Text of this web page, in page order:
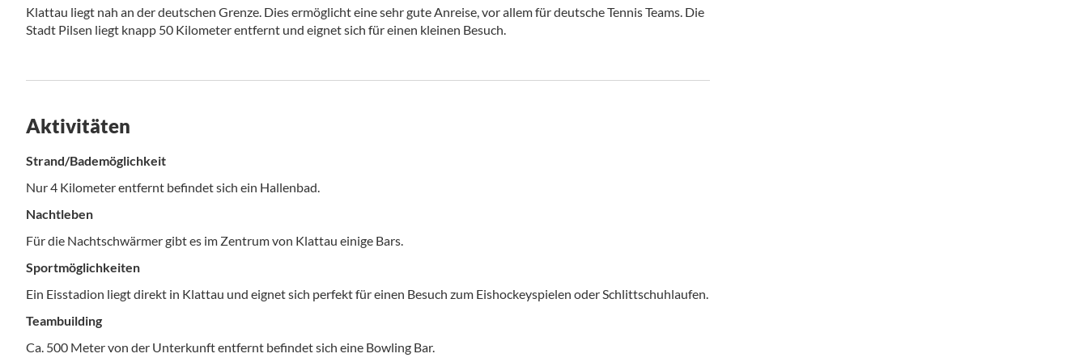
Klattau liegt nah an der deutschen Grenze. Dies ermöglicht eine sehr gute Anreise, vor allem für deutsche Tennis Teams. Die
Stadt Pilsen liegt knapp 50 Kilometer entfernt und eignet sich für einen kleinen Besuch.
Aktivitäten
Strand/Bademöglichkeit
Nur 4 Kilometer entfernt befindet sich ein Hallenbad.
Nachtleben
Für die Nachtschwärmer gibt es im Zentrum von Klattau einige Bars.
Sportmöglichkeiten
Ein Eisstadion liegt direkt in Klattau und eignet sich perfekt für einen Besuch zum Eishockeyspielen oder Schlittschuhlaufen.
Teambuilding
Ca. 500 Meter von der Unterkunft entfernt befindet sich eine Bowling Bar.